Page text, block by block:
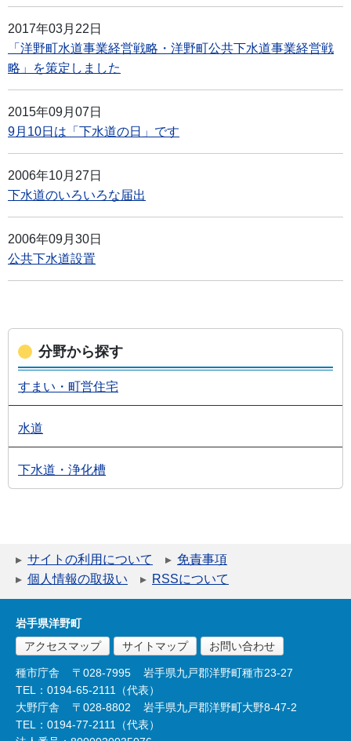
2017年03月22日
「洋野町水道事業経営戦略・洋野町公共下水道事業経営戦
略」を策定しました
2015年09月07日
9月10日は「下水道の日」です
2006年10月27日
下水道のいろいろな届出
2006年09月30日
公共下水道設置
分野から探す
すまい・町営住宅
水道
下水道・浄化槽
サイトの利用について
免責事項
個人情報の取扱い
RSSについて
岩手県洋野町
アクセスマップ
サイトマップ お問い合わせ
種市庁舎 〒028-7995
岩手県九戸郡洋野町種市23-27
TEL：0194-65-2111（代表）
大野庁舎
〒028-8802
岩手県九戸郡洋野町大野8-47-2
TEL：0194-77-2111（代表）